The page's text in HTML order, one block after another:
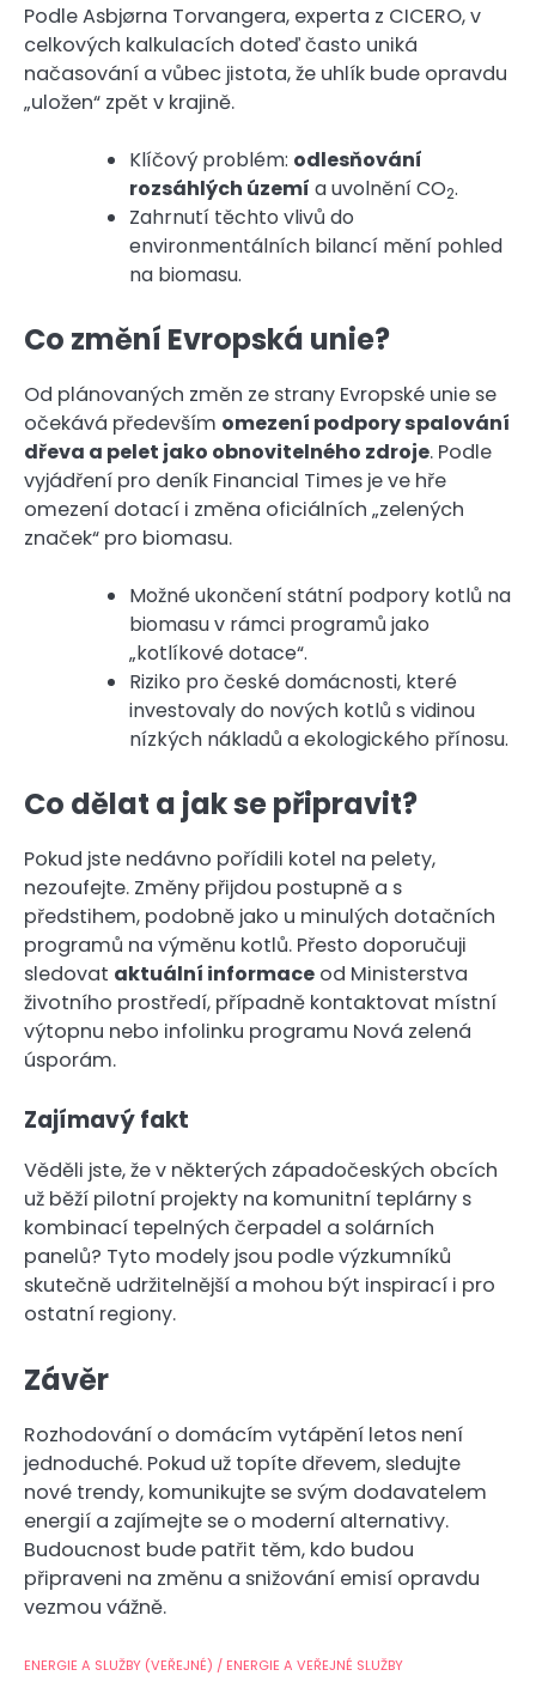
Podle Asbjørna Torvangera, experta z CICERO, v
celkových kalkulacích doteď často uniká
načasování a vůbec jistota, že uhlík bude opravdu
„uložen“ zpět v krajině.
Klíčový problém: odlesňování
rozsáhlých území a uvolnění CO2.
Zahrnutí těchto vlivů do
environmentálních bilancí mění pohled
na biomasu.
Co změní Evropská unie?
Od plánovaných změn ze strany Evropské unie se
očekává především omezení podpory spalování
dřeva a pelet jako obnovitelného zdroje. Podle
vyjádření pro deník Financial Times je ve hře
omezení dotací i změna oficiálních „zelených
značek“ pro biomasu.
Možné ukončení státní podpory kotlů na
biomasu v rámci programů jako
„kotlíkové dotace“.
Riziko pro české domácnosti, které
investovaly do nových kotlů s vidinou
nízkých nákladů a ekologického přínosu.
Co dělat a jak se připravit?
Pokud jste nedávno pořídili kotel na pelety,
nezoufejte. Změny přijdou postupně a s
předstihem, podobně jako u minulých dotačních
programů na výměnu kotlů. Přesto doporučuji
sledovat aktuální informace od Ministerstva
životního prostředí, případně kontaktovat místní
výtopnu nebo infolinku programu Nová zelená
úsporám.
Zajímavý fakt
Věděli jste, že v některých západočeských obcích
už běží pilotní projekty na komunitní teplárny s
kombinací tepelných čerpadel a solárních
panelů? Tyto modely jsou podle výzkumníků
skutečně udržitelnější a mohou být inspirací i pro
ostatní regiony.
Závěr
Rozhodování o domácím vytápění letos není
jednoduché. Pokud už topíte dřevem, sledujte
nové trendy, komunikujte se svým dodavatelem
energií a zajímejte se o moderní alternativy.
Budoucnost bude patřit těm, kdo budou
připraveni na změnu a snižování emisí opravdu
vezmou vážně.
ENERGIE A SLUŽBY (VEŘEJNÉ) / ENERGIE A VEŘEJNÉ SLUŽBY